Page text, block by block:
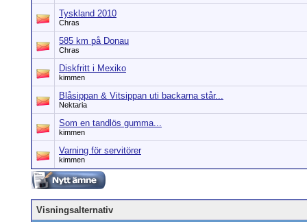
Tyskland 2010
Chras
585 km på Donau
Chras
Diskfritt i Mexiko
kimmen
Blåsippan & Vitsippan uti backarna står...
Nektaria
Som en tandlös gumma...
kimmen
Varning för servitörer
kimmen
Visningsalternativ